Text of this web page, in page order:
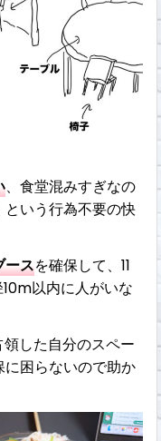
、食堂混みすぎなの
という行為不要の快
ースを確保して、11
以内に人がいな
領した自分のスペー
困らないので助か